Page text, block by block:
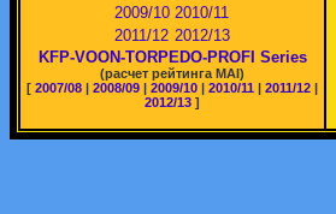
2009/10 2010/11
2011/12 2012/13
KFP-VOON-TORPEDO-PROFI Series
(расчет рейтинга MAI)
[ 2007/08 | 2008/09 | 2009/10 | 2010/11 | 2011/12 |
2012/13 ]